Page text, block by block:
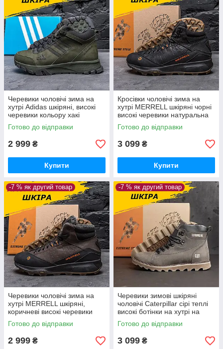
Черевики чоловічі зима на
хутрі Adidas шкіряні, високі
черевики кольору хакі
натуральна шкіра *A-111хак
бот*
Готово до відправки
2 999 ₴
Купити
Кросівки чоловічі зима на
хутрі MERRELL шкіряні чорні
високі черевики натуральна
шкіра *М-05ч бот*
Готово до відправки
3 099 ₴
Купити
-7 % як другий товар
Черевики чоловічі зима на
хутрі MERRELL шкіряні,
коричневі високі черевики
натуральна шкіра *М-05ш
бот*
Готово до відправки
2 999 ₴
-7 % як другий товар
Черевики зимові шкіряні
чоловічі Caterpillar сірі теплі
високі ботінки на хутрі на
товстій підошві *408 сір*
Готово до відправки
3 099 ₴